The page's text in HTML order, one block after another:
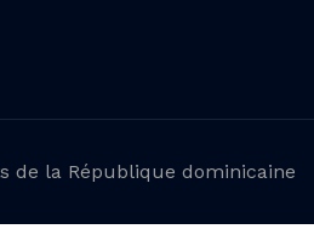
de la République dominicaine